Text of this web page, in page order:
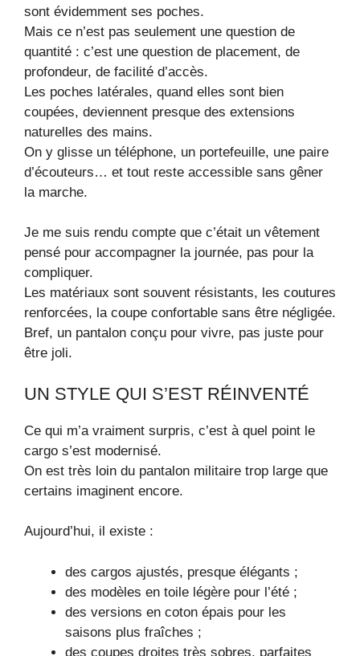
sont évidemment ses poches.
Mais ce n’est pas seulement une question de
quantité : c’est une question de placement, de
profondeur, de facilité d’accès.
Les poches latérales, quand elles sont bien
coupées, deviennent presque des extensions
naturelles des mains.
On y glisse un téléphone, un portefeuille, une paire
d’écouteurs… et tout reste accessible sans gêner
la marche.
Je me suis rendu compte que c’était un vêtement
pensé pour accompagner la journée, pas pour la
compliquer.
Les matériaux sont souvent résistants, les coutures
renforcées, la coupe confortable sans être négligée.
Bref, un pantalon conçu pour vivre, pas juste pour
être joli.
UN STYLE QUI S’EST RÉINVENTÉ
Ce qui m’a vraiment surpris, c’est à quel point le
cargo s’est modernisé.
On est très loin du pantalon militaire trop large que
certains imaginent encore.
Aujourd’hui, il existe :
des cargos ajustés, presque élégants ;
des modèles en toile légère pour l’été ;
des versions en coton épais pour les
saisons plus fraîches ;
des coupes droites très sobres, parfaites